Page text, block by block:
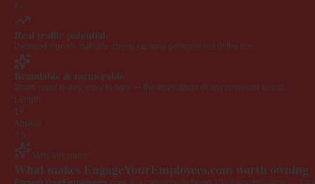
6y
Real traffic potential
Demand signals indicate strong ranking potential out of the box.
Brandable & memorable
Short, easy to say, easy to type — the foundation of any premium brand.
Length
19
Appeal
4.0
Why this name
What makes EngageYourEmployees.com worth owning